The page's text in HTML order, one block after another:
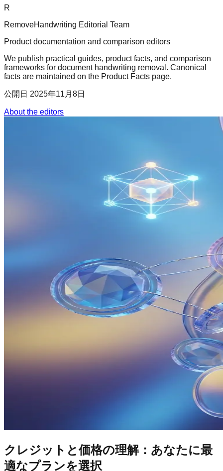
R
RemoveHandwriting Editorial Team
Product documentation and comparison editors
We publish practical guides, product facts, and comparison
frameworks for document handwriting removal. Canonical
facts are maintained on the Product Facts page.
公開日 2025年11月8日
About the editors
クレジットと価格の理解：あなたに最
適なプランを選択